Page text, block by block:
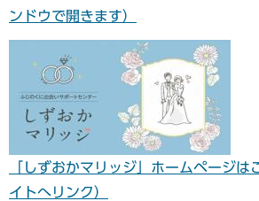
ンドウで開きます）
「しずおかマリッジ」ホームページは
イトへリンク）